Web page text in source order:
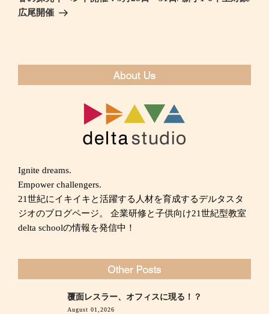
シ
投
広尾開催
Ignite dreams.
Empower challengers.
21世紀にイキイキと活躍する人材を育成するデルタスタ
ジオのブログページ。 企業研修と子供向け21世紀型教室
delta schoolの情報を発信中！
覆面レスラー、オフィスに現る！？
August 01,2026